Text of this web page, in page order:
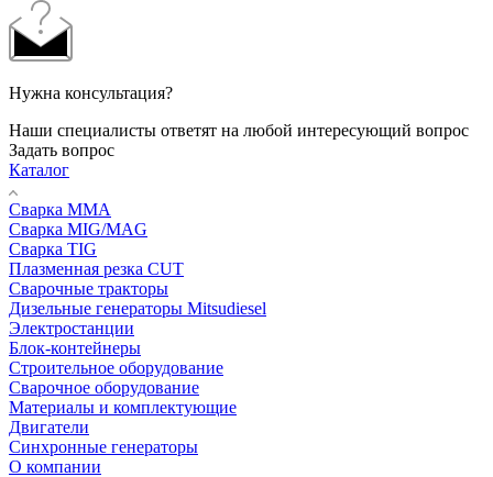
Нужна консультация?
Наши специалисты ответят на любой интересующий вопрос
Задать вопрос
Каталог
Сварка MMA
Сварка MIG/MAG
Сварка TIG
Плазменная резка CUT
Сварочные тракторы
Дизельные генераторы Mitsudiesel
Электростанции
Блок-контейнеры
Строительное оборудование
Сварочное оборудование
Материалы и комплектующие
Двигатели
Синхронные генераторы
О компании